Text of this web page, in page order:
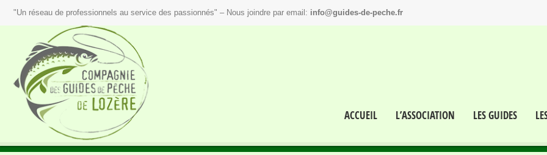
"Un réseau de professionnels au service des passionnés" – Nous joindre par email: info@guides-de-peche.fr
ACCUEIL L’ASSOCIATION LES GUIDES